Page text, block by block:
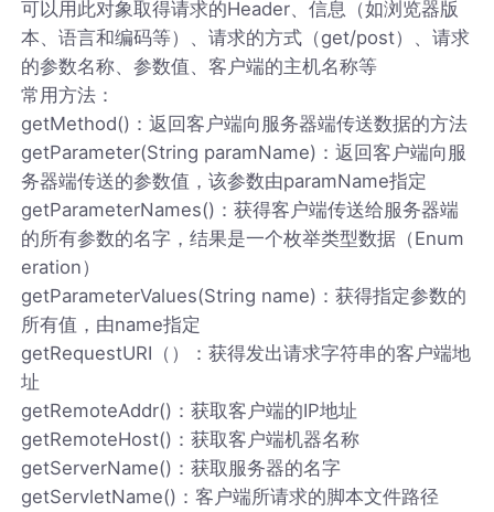
可以用此对象取得请求的Header、信息（如浏览器版
本、语言和编码等）、请求的方式（get/post）、请求
的参数名称、参数值、客户端的主机名称等
常用方法：
getMethod()：返回客户端向服务器端传送数据的方法
getParameter(String paramName)：返回客户端向服
务器端传送的参数值，该参数由paramName指定
getParameterNames()：获得客户端传送给服务器端
的所有参数的名字，结果是一个枚举类型数据（Enum
eration）
getParameterValues(String name)：获得指定参数的
所有值，由name指定
getRequestURI（）：获得发出请求字符串的客户端地
址
getRemoteAddr()：获取客户端的IP地址
getRemoteHost()：获取客户端机器名称
getServerName()：获取服务器的名字
getServletName()：客户端所请求的脚本文件路径